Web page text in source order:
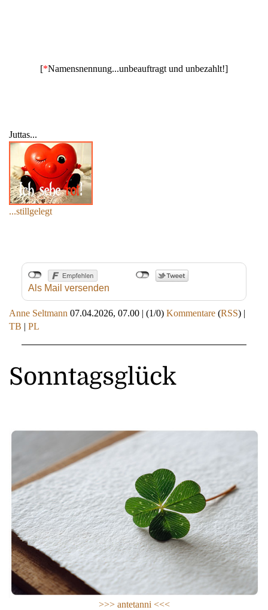
[*Namensnennung...unbeauftragt und unbezahlt!]
Juttas...
...stillgelegt
Als Mail versenden
Anne Seltmann 07.04.2026, 07.00 | (1/0) Kommentare (RSS) |
TB | PL
Sonntagsglück
>>> antetanni <<<